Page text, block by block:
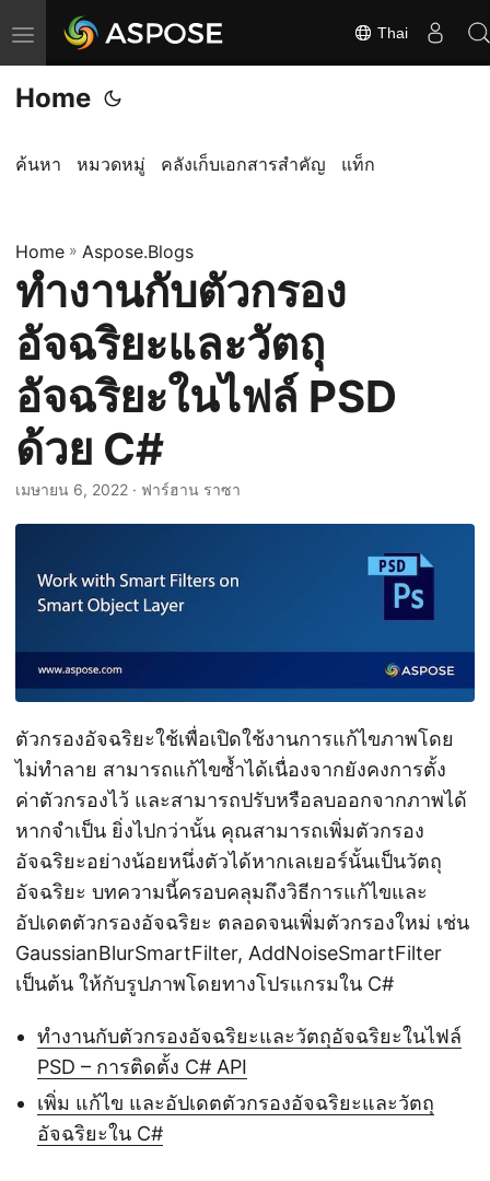
ส
ลั
บ
า
ท
า
ง
Thai
Home
ค้นหา หมวดหมู่ คลังเก็บเอกสารสำคัญ แท็ก
Home » Aspose.Blogs
ทำงานกับตัวกรอง
อัจฉริยะและวัตถุ
อัจฉริยะในไฟล์ PSD
ด้วย C#
เมษายน 6, 2022 · ฟาร์ฮาน ราซา
ตัวกรองอัจฉริยะใช้เพื่อเปิดใช้งานการแก้ไขภาพโดย
ไม่ทำลาย สามารถแก้ไขซ้ำได้เนื่องจากยังคงการตั้ง
ค่าตัวกรองไว้ และสามารถปรับหรือลบออกจากภาพได้
หากจำเป็น ยิ่งไปกว่านั้น คุณสามารถเพิ่มตัวกรอง
อัจฉริยะอย่างน้อยหนึ่งตัวได้หากเลเยอร์นั้นเป็นวัตถุ
อัจฉริยะ บทความนี้ครอบคลุมถึงวิธีการแก้ไขและ
อัปเดตตัวกรองอัจฉริยะ ตลอดจนเพิ่มตัวกรองใหม่ เช่น
GaussianBlurSmartFilter, AddNoiseSmartFilter
เป็นต้น ให้กับรูปภาพโดยทางโปรแกรมใน C#
ทำงานกับตัวกรองอัจฉริยะและวัตถุอัจฉริยะในไฟล์
PSD – การติดตั้ง C# API
เพิ่ม แก้ไข และอัปเดตตัวกรองอัจฉริยะและวัตถุ
อัจฉริยะใน C#